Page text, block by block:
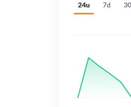
24u 7d